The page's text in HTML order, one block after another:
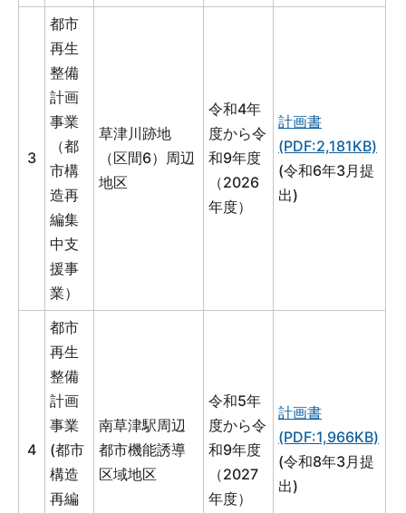
3
都市
再生
整備
計画
事業
（都
市構
造再
編集
中支
援事
業）
草津川跡地
（区間6）周辺
地区
令和4年
度から令
和9年度
（2026
年度）
計画書
(PDF:2,181KB)
(令和6年3月提
出)
4
都市
再生
整備
計画
事業
(都市
構造
再編
南草津駅周辺
都市機能誘導
区域地区
令和5年
度から令
和9年度
（2027
年度）
計画書
(PDF:1,966KB)
(令和8年3月提
出)